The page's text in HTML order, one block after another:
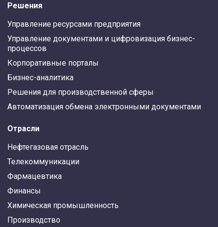
Решения
Управление ресурсами предприятия
Управление документами и цифровизация бизнес-
процессов
Корпоративные порталы
Бизнес-аналитика
Решения для производственной сферы
Автоматизация обмена электронными документами
Отрасли
Нефтегазовая отрасль
Телекоммуникации
Фармацевтика
Финансы
Химическая промышленность
Производство